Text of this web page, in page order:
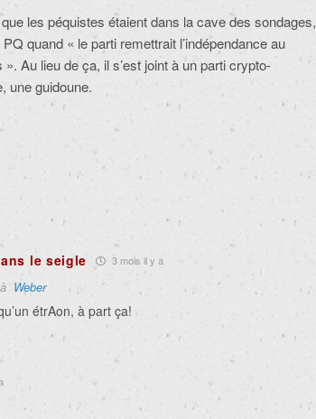
les péquistes étaient dans la cave des sondages,
quand « le parti remettrait l’indépendance au
Au lieu de ça, il s’est joint à un parti crypto-
une guidoune.
le seigle 3 mois il y a
Weber
étrAon, à part ça!